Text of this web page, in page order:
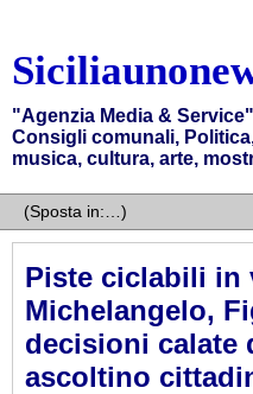
"Agenzia Media &
Consigli comunali,
musica, cultura, arte,
Piste ciclabili in
Michelangelo,
decisioni calate
ascoltino